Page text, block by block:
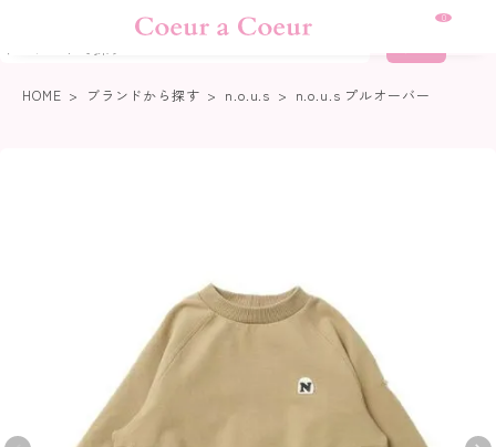
0
HOME ブランドから探す n.o.u.s n.o.u.s プルオーバー